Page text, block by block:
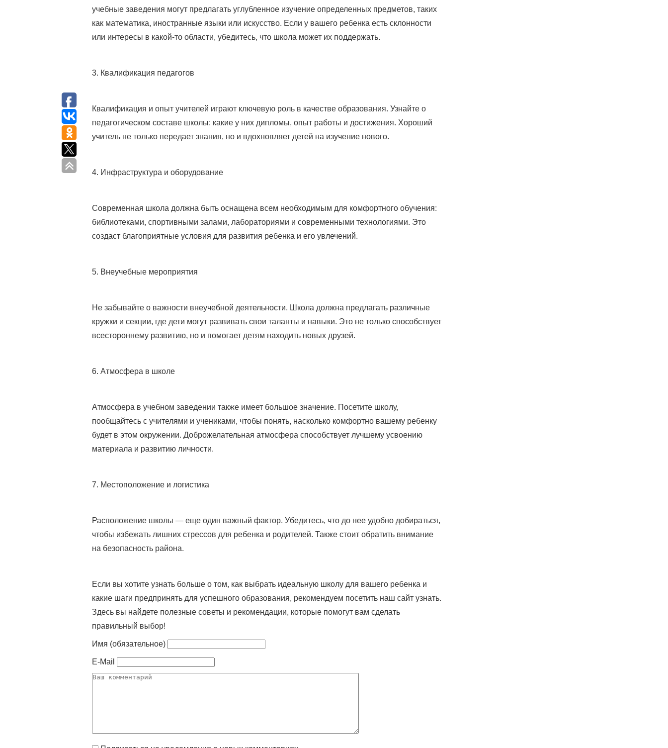
учебные заведения могут предлагать углубленное изучение определенных предметов, таких
как математика, иностранные языки или искусство. Если у вашего ребенка есть склонности
или интересы в какой-то области, убедитесь, что школа может их поддержать.
3. Квалификация педагогов
Квалификация и опыт учителей играют ключевую роль в качестве образования. Узнайте о
педагогическом составе школы: какие у них дипломы, опыт работы и достижения. Хороший
учитель не только передает знания, но и вдохновляет детей на изучение нового.
4. Инфраструктура и оборудование
Современная школа должна быть оснащена всем необходимым для комфортного обучения:
библиотеками, спортивными залами, лабораториями и современными технологиями. Это
создаст благоприятные условия для развития ребенка и его увлечений.
5. Внеучебные мероприятия
Не забывайте о важности внеучебной деятельности. Школа должна предлагать различные
кружки и секции, где дети могут развивать свои таланты и навыки. Это не только способствует
всестороннему развитию, но и помогает детям находить новых друзей.
6. Атмосфера в школе
Атмосфера в учебном заведении также имеет большое значение. Посетите школу,
пообщайтесь с учителями и учениками, чтобы понять, насколько комфортно вашему ребенку
будет в этом окружении. Доброжелательная атмосфера способствует лучшему усвоению
материала и развитию личности.
7. Местоположение и логистика
Расположение школы — еще один важный фактор. Убедитесь, что до нее удобно добираться,
чтобы избежать лишних стрессов для ребенка и родителей. Также стоит обратить внимание
на безопасность района.
Если вы хотите узнать больше о том, как выбрать идеальную школу для вашего ребенка и
какие шаги предпринять для успешного образования, рекомендуем посетить наш сайт узнать.
Здесь вы найдете полезные советы и рекомендации, которые помогут вам сделать
правильный выбор!
Имя (обязательное)
E-Mail